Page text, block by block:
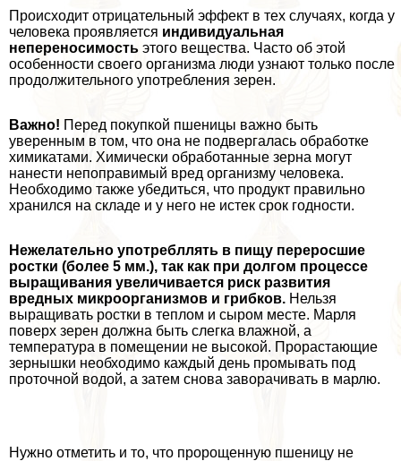
Происходит отрицательный эффект в тех случаях, когда у
человека проявляется индивидуальная
непереносимость этого вещества. Часто об этой
особенности своего организма люди узнают только после
продолжительного употрeбления зерен.
Важно! Перед покупкой пшеницы важно быть
уверенным в том, что она не подвергалась обработке
химикатами. Химически обработанные зерна могут
нанести непоправимый вред организму человека.
Необходимо также убедиться, что продукт правильно
хранился на складе и у него не истек срок годности.
Нежелательно употрeбллять в пищу переросшие
ростки (более 5 мм.), так как при долгом процессе
выращивания увеличивается риск развития
вредных микроорганизмов и грибков. Нельзя
выращивать ростки в теплом и сыром месте. Марля
поверх зерен должна быть слегка влажной, а
температура в помещении не высокой. Прорастающие
зернышки необходимо каждый день промывать под
проточной водой, а затем снова заворачивать в марлю.
Нужно отметить и то, что пророщенную пшеницу не